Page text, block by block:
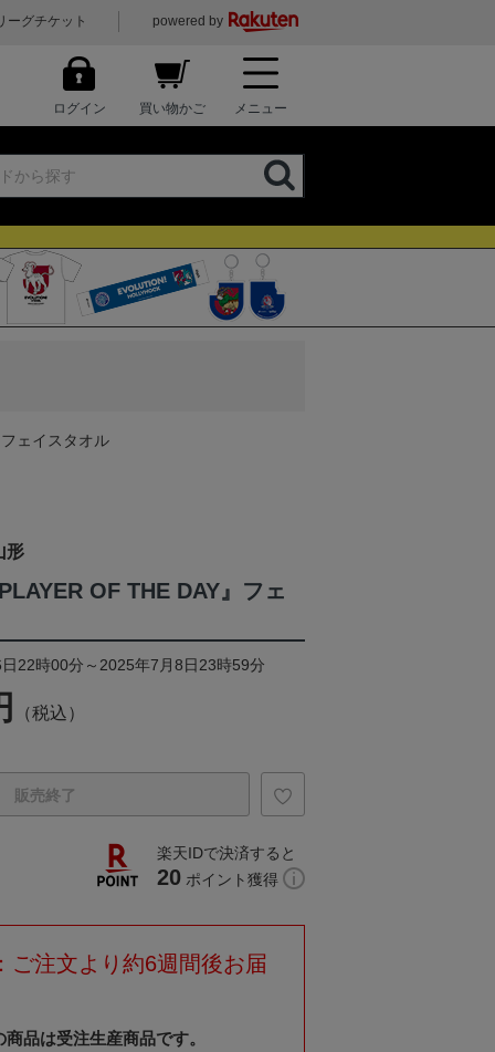
ーグチケット powered by
ログイン 買い物かご メニュー
ェイスタオル
形
OF THE DAY』フェ
22時00分～2025年7月8日23時59分
（税込）
販売終了
楽天IDで決済すると
20 ポイント獲得
ご注文より約6週間後お届
商品は受注生産商品です。